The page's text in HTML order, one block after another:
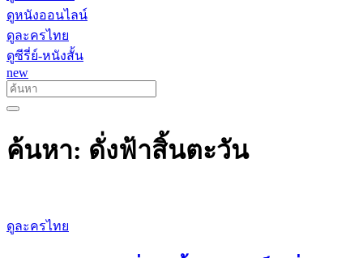
ดูหนังออนไลน์
ดูละครไทย
ดูซีรี่ย์-หนังสั้น
new
ค้นหา: ดั่งฟ้าสิ้นตะวัน
ดูละครไทย